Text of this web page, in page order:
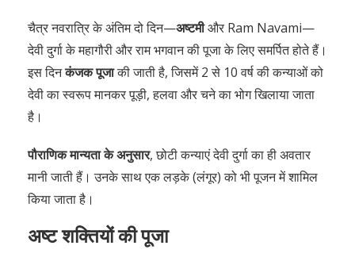
चैत्र नवरात्रि के अंतिम दो दिन—अष्टमीऔर Ram Navami—
देवी दुर्गा के महागौरी और राम भगवान की पूजा के लिए समर्पित होते हैं।
इस दिनकंजक पूजाकी जाती है, जिसमें 2 से 10 वर्ष की कन्याओं को
देवी का स्वरूप मानकर पूड़ी, हलवा और चने का भोग खिलाया जाता
है।
पौराणिक मान्यता के अनुसार, छोटी कन्याएं देवी दुर्गा का ही अवतार
मानी जाती हैं। उनके साथ एक लड़के (लंगूर) को भी पूजन में शामिल
किया जाता है।
अष्ट शक्तियों की पूजा